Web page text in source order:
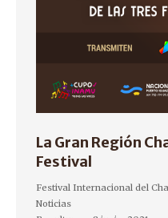
La Gran Región
Festival
Festival Internacional del
Noticias